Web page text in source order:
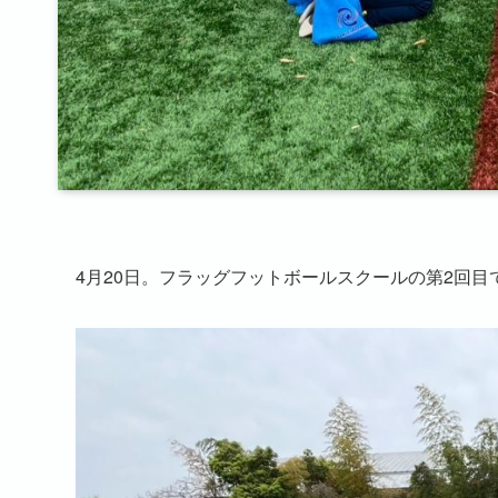
4月20日。フラッグフットボールスクールの第2回目